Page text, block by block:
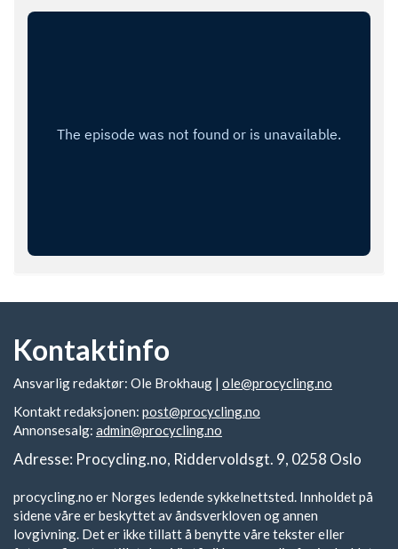
Kontaktinfo
Ansvarlig redaktør: Ole Brokhaug | ole@procycling.no
Kontakt redaksjonen: post@procycling.no
Annonsesalg: admin@procycling.no
Adresse: Procycling.no, Riddervoldsgt. 9, 0258 Oslo
procycling.no er Norges ledende sykkelnettsted. Innholdet på
sidene våre er beskyttet av åndsverkloven og annen
lovgivning. Det er ikke tillatt å benytte våre tekster eller